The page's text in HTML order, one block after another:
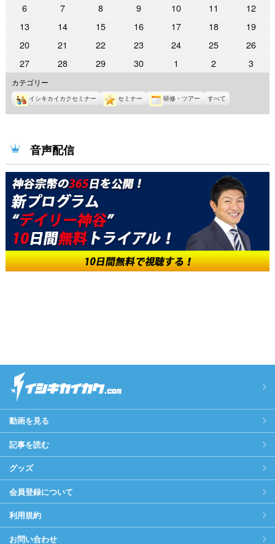
月
30
月
月
1
6
月
2
6
月
3
6
月
4
6
月
5
62022
6
月
6
日
72022
6
月
7
日
82022
6
月
8
日
92022
6
月
9
日
102022
月
日
11
6
月
日
122022
6
月
日
132022
月
13
日
142022
月
日
152022
6
月
日
162022
6
月
日
172022
日
182022
6
日
192022
6
202022
6
月
20
21
6
21
222022
6
22
日
232022
6
23
日
242022
6
24
252022
6
25
262022
6
272022
年
6
月
27
282022
年
6
月
28
292022
年
6
月
29
302022
年
6
月
30
1
年
7
月
1
22022
年
7
月
2
32022
年
3
カテゴリー
イシキカイカクセミナー セミナー 研修・ツアー すべて
音声配信
動画を見る
記事を読む
グッズ
会員登録について
利用規約
お問い合わせ